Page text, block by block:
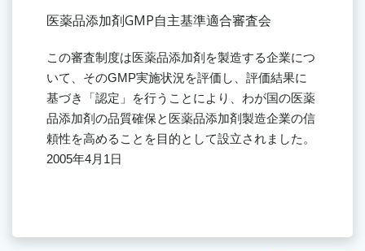
医薬品添加剤GMP自主基準適合審査会
この審査制度は医薬品添加剤を製造する企業につ
いて、そのGMP実施状況を評価し、評価結果に
基づき「認定」を行うことにより、わが国の医薬
品添加剤の品質確保と医薬品添加剤製造企業の信
頼性を高めることを目的として設立されました。
2005年4月1日